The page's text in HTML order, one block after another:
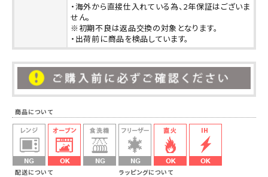
・海外から直接仕入れている為、2年保証はございま
せん。
※初期不良は返品交換の対象となります。
・出荷前に商品を検品しています。
商品について
配送について ラッピングについて